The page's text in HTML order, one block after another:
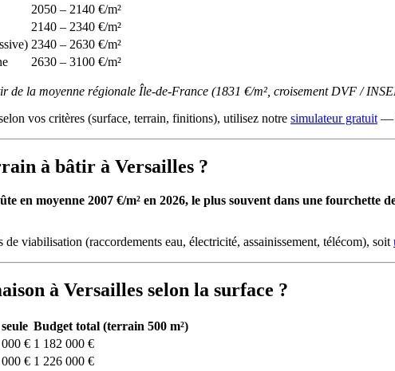
2050 – 2140 €/m²
2140 – 2340 €/m²
2340 – 2630 €/m²
2630 – 3100 €/m²
de la moyenne régionale Île-de-France (1831 €/m², croisement DVF /
vos critères (surface, terrain, finitions), utilisez notre simulateur gratuit—
à bâtir à Versailles ?
en moyenne 2007 €/m² en 2026, le plus souvent dans une fourchette
viabilisation (raccordements eau, électricité, assainissement, télécom), soit
à Versailles selon la surface ?
Budget total (terrain 500 m²)
€ 1 182 000 €
€ 1 226 000 €